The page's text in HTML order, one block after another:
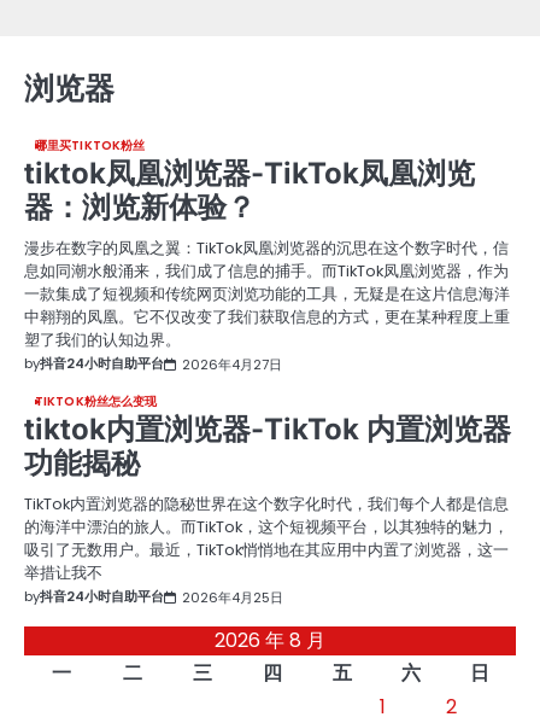
浏览器
哪里买TIKTOK粉丝
tiktok凤凰浏览器-TikTok凤凰浏览
器：浏览新体验？
漫步在数字的凤凰之翼：TikTok凤凰浏览器的沉思在这个数字时代，信
息如同潮水般涌来，我们成了信息的捕手。而TikTok凤凰浏览器，作为
一款集成了短视频和传统网页浏览功能的工具，无疑是在这片信息海洋
中翱翔的凤凰。它不仅改变了我们获取信息的方式，更在某种程度上重
塑了我们的认知边界。
by抖音24小时自助平台 2026年4月27日
TIKTOK粉丝怎么变现
tiktok内置浏览器-TikTok 内置浏览器
功能揭秘
TikTok内置浏览器的隐秘世界在这个数字化时代，我们每个人都是信息
的海洋中漂泊的旅人。而TikTok，这个短视频平台，以其独特的魅力，
吸引了无数用户。最近，TikTok悄悄地在其应用中内置了浏览器，这一
举措让我不
by抖音24小时自助平台 2026年4月25日
2026 年 8 月
一
二 三 四 五 六
日
1
2